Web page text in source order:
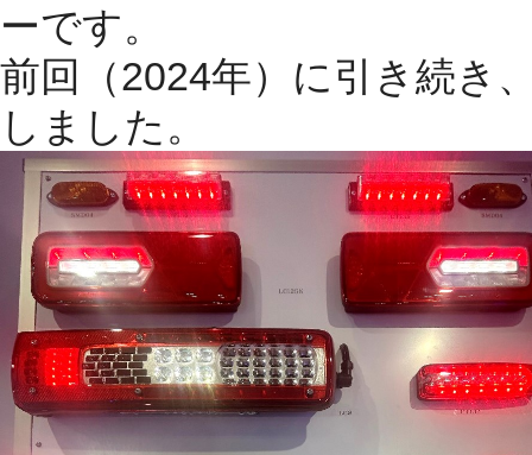
ーです。
前回（2024年）に引き続き
しました。